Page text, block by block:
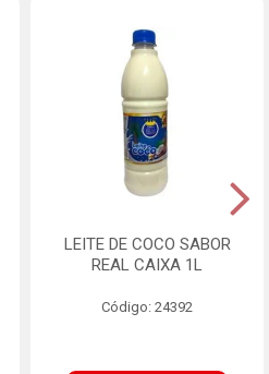
LEITE DE COCO SABOR
REAL CAIXA 1L
Código: 24392